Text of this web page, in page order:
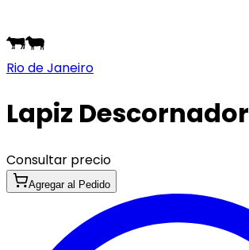
Rio de Janeiro
Lapiz Descornador
Consultar precio
Agregar al Pedido